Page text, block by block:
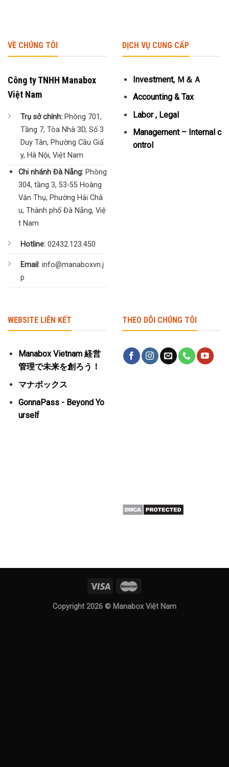
VỀ CHÚNG TÔI
Công ty TNHH Manabox
Việt Nam
Trụ sở chính: Phòng 701,
Tầng 7, Tòa Nhà 3D, Số 3
Duy Tân, Phường Cầu Giấ
y, Hà Nội, Việt Nam
Chi nhánh Đà Nẵng:Phòng
304, tầng 3, 53-55 Hoàng
Văn Thụ, Phường Hải Châ
u, Thành phố Đà Nẵng, Việ
t Nam
Hotline: 02432.123.450
Email: info@manaboxvn.j
p
DỊCH VỤ CUNG CẤP
Investment, Ｍ＆Ａ
Accounting & Tax
Labor , Legal
Management – Internal c
ontrol
WEBSITE LIÊN KẾT
Manabox Vietnam 経営
管理で未来を創ろう！
マナボックス
GonnaPass - Beyond Yo
urself
THEO DÕI CHÚNG TÔI
Copyright 2026 © Manabox Việt Nam